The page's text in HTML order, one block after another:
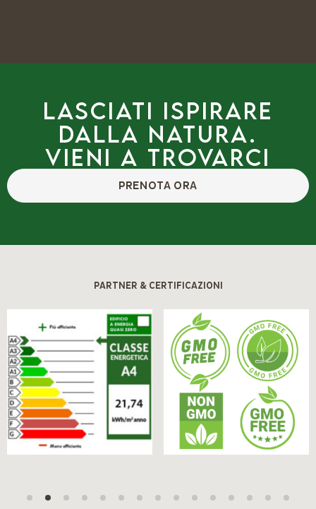
Lasciati ispirare
dalla natura.
Vieni a trovarci
PRENOTA ORA
PARTNER & CERTIFICAZIONI